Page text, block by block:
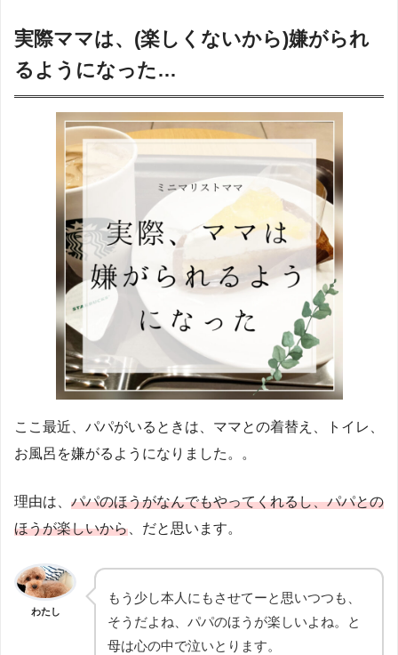
実際ママは、(楽しくないから)嫌がられ
るようになった…
ここ最近、パパがいるときは、ママとの着替え、トイレ、
お風呂を嫌がるようになりました。。
理由は、 パパのほうがなんでもやってくれるし、パパとの
ほうが楽しいから 、だと思います。
わたし
もう少し本人にもさせてーと思いつつも、
そうだよね、パパのほうが楽しいよね。と
母は心の中で泣いとります。